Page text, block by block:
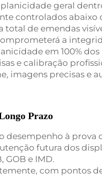
geral
controlados abaixo
total de emendas
a
em 100% dos
e calibração
imagens precisas e
Prazo
à prova
futura dos
GOB e IMD.
com pontos